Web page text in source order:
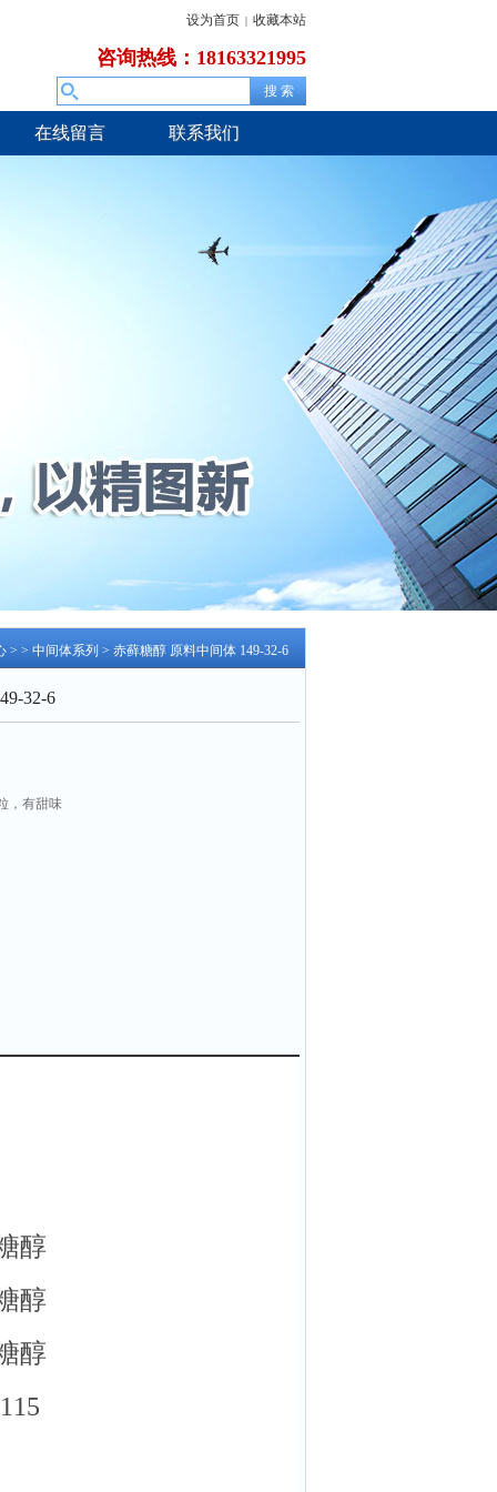
设为首页 | 收藏本站
咨询热线：18163321995
在线留言 联系我们
> > 中间体系列 > 赤藓糖醇 原料中间体 149-32-6
32-6
，有甜味
封阴凉处保存3年
醇
醇
醇